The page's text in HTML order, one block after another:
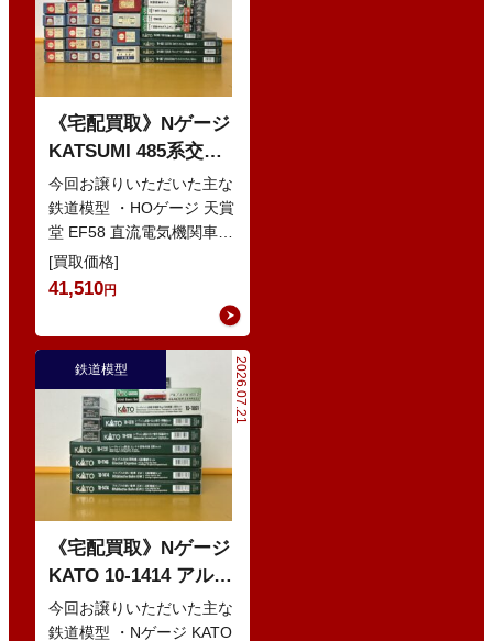
《宅配買取》Nゲージ
KATSUMI 485系交直
流特急型電車 などの
鉄道模型
今回お譲りいただいた主な
鉄道模型 ・HOゲージ 天賞
堂 EF58 直流電気機関車
・Nゲージ KATO 10-386
285系0番…
[買取価格]
41,510円
2026.07.21
鉄道模型
《宅配買取》Nゲージ
KATO 10-1414 アルプ
スの赤い客車 EWI な
どの鉄道模型
今回お譲りいただいた主な
鉄道模型 ・Nゲージ KATO